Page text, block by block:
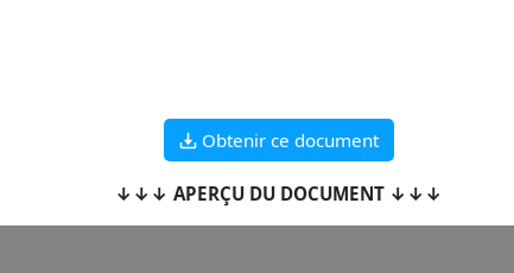
Obtenir ce document
↓↓↓ APERÇU DU DOCUMENT ↓↓↓